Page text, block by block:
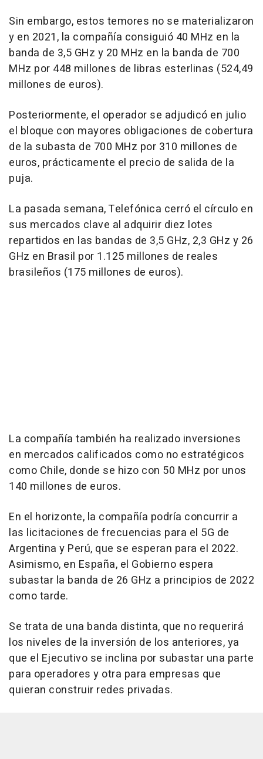
Sin embargo, estos temores no se materializaron
y en 2021, la compañía consiguió 40 MHz en la
banda de 3,5 GHz y 20 MHz en la banda de 700
MHz por 448 millones de libras esterlinas (524,49
millones de euros).
Posteriormente, el operador se adjudicó en julio
el bloque con mayores obligaciones de cobertura
de la subasta de 700 MHz por 310 millones de
euros, prácticamente el precio de salida de la
puja.
La pasada semana, Telefónica cerró el círculo en
sus mercados clave al adquirir diez lotes
repartidos en las bandas de 3,5 GHz, 2,3 GHz y 26
GHz en Brasil por 1.125 millones de reales
brasileños (175 millones de euros).
La compañía también ha realizado inversiones
en mercados calificados como no estratégicos
como Chile, donde se hizo con 50 MHz por unos
140 millones de euros.
En el horizonte, la compañía podría concurrir a
las licitaciones de frecuencias para el 5G de
Argentina y Perú, que se esperan para el 2022.
Asimismo, en España, el Gobierno espera
subastar la banda de 26 GHz a principios de 2022
como tarde.
Se trata de una banda distinta, que no requerirá
los niveles de la inversión de los anteriores, ya
que el Ejecutivo se inclina por subastar una parte
para operadores y otra para empresas que
quieran construir redes privadas.